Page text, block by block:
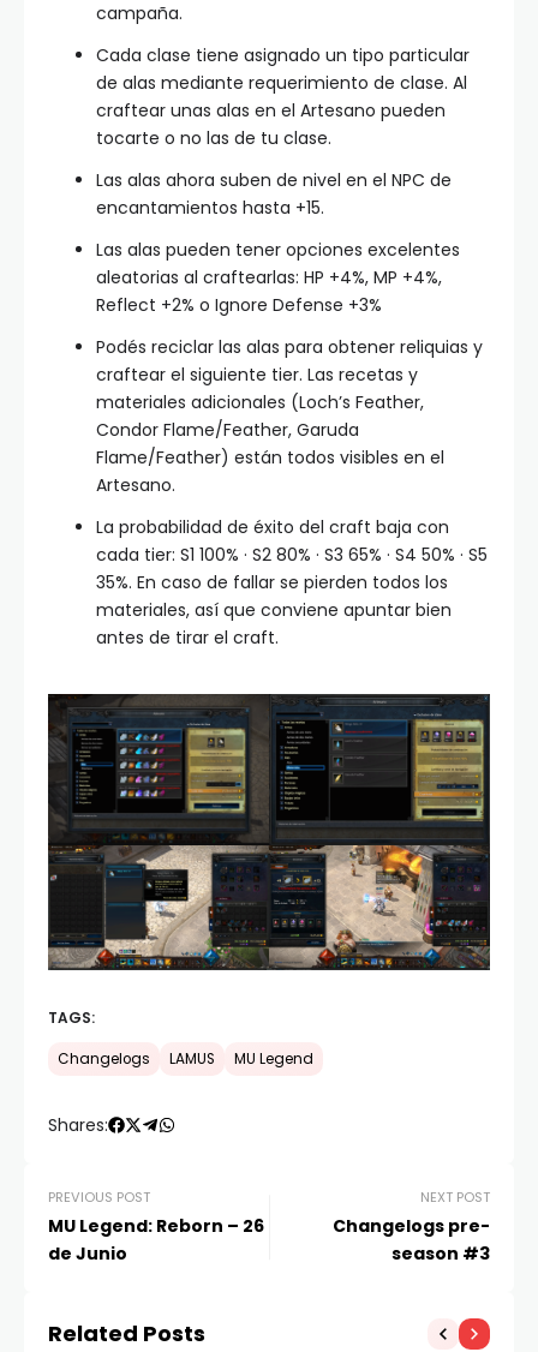
campaña.
Cada clase tiene asignado un tipo particular
de alas mediante requerimiento de clase. Al
craftear unas alas en el Artesano pueden
tocarte o no las de tu clase.
Las alas ahora suben de nivel en el NPC de
encantamientos hasta +15.
Las alas pueden tener opciones excelentes
aleatorias al craftearlas: HP +4%, MP +4%,
Reflect +2% o Ignore Defense +3%
Podés reciclar las alas para obtener reliquias y
craftear el siguiente tier. Las recetas y
materiales adicionales (Loch’s Feather,
Condor Flame/Feather, Garuda
Flame/Feather) están todos visibles en el
Artesano.
La probabilidad de éxito del craft baja con
cada tier: S1 100% · S2 80% · S3 65% · S4 50% · S5
35%. En caso de fallar se pierden todos los
materiales, así que conviene apuntar bien
antes de tirar el craft.
TAGS:
Changelogs LAMUS MU Legend
Shares:
PREVIOUS POST
MU Legend: Reborn – 26
de Junio
NEXT POST
Changelogs pre-
season #3
Related Posts